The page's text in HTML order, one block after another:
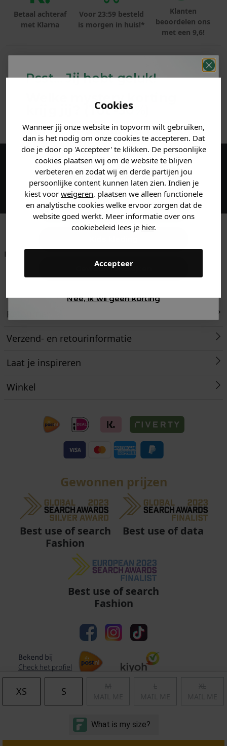
Cookies
Wanneer jij onze website in topvorm wilt gebruiken,
dan is het nodig om onze cookies te accepteren. Dat
doe je door op 'Accepteer' te klikken. De persoonlijke
cookies plaatsen wij om de website te blijven
verbeteren en zodat wij en derde partijen jou
persoonlijke content kunnen laten zien. Indien je
kiest voor weigeren, plaatsen we alleen functionele
en analytische cookies welke ervoor zorgen dat de
website goed werkt. Meer informatie over ons
cookiebeleid lees je hier.
Accepteer
XS S
Betaal achteraf
met Klarna
Voor 23:59 besteld
is morgen in huis!*
Klanten
beoordelen ons
met een 9,6!
Maak een account aan en ontvang 5%
korting op je eerste bestelling!
Betaal achteraf met
is morgen in huis!*
Retourneren
Verzend- en retourinformatie
Laat je inspireren
Winkel
Gewonnen prijzen
Best use of search
Fashion
Best use of data
Best use of search
Fashion
Algemene voorwaarden | Privacy
© Copyright 2011 - 2026 Soccerfanshop
Psst... Jij hebt geluk!
Welke mystery
krijg jij? (Tot-30%
Vertel ons waar je naar op
zoek bent. 👇
Heren kleding
Dames kleding
Gewoon rondkijken
Nee, ik wil geen korting